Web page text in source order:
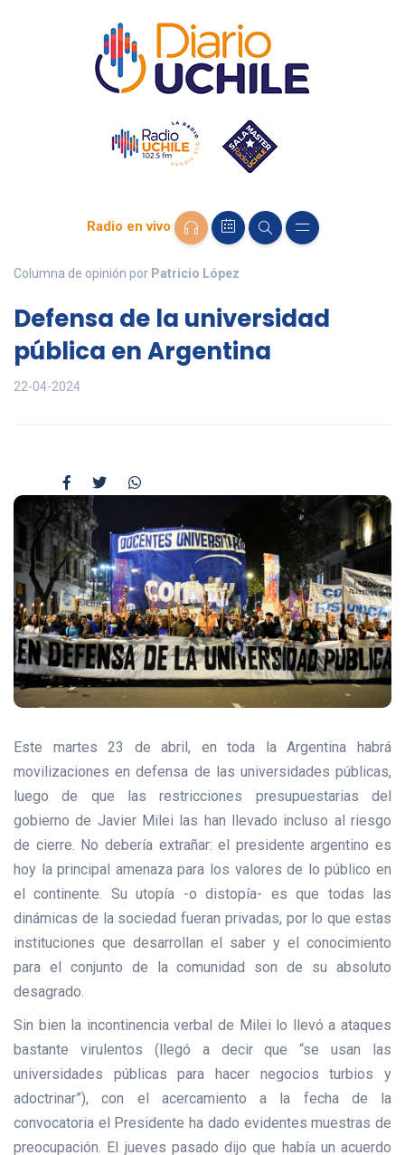
Radio en vivo
Columna de opinión por Patricio López
Defensa de la universidad
pública en Argentina
22-04-2024
Este martes 23 de abril, en toda la Argentina habrá
movilizaciones en defensa de las universidades públicas,
luego de que las restricciones presupuestarias del
gobierno de Javier Milei las han llevado incluso al riesgo
de cierre. No debería extrañar: el presidente argentino es
hoy la principal amenaza para los valores de lo público en
el continente. Su utopía -o distopía- es que todas las
dinámicas de la sociedad fueran privadas, por lo que estas
instituciones que desarrollan el saber y el conocimiento
para el conjunto de la comunidad son de su absoluto
desagrado.
Sin bien la incontinencia verbal de Milei lo llevó a ataques
bastante virulentos (llegó a decir que “se usan las
universidades públicas para hacer negocios turbios y
adoctrinar”), con el acercamiento a la fecha de la
convocatoria el Presidente ha dado evidentes muestras de
preocupación. El jueves pasado dijo que había un acuerdo